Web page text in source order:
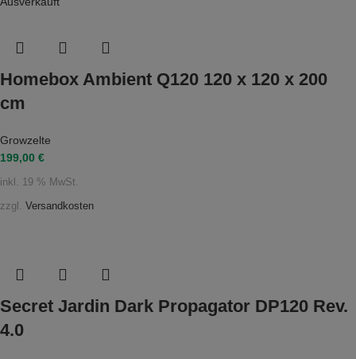
Homebox Ambient Q120 120 x 120 x 200
cm
Growzelte
199,00 €
inkl. 19 % MwSt.
zzgl. Versandkosten
Secret Jardin Dark Propagator DP120 Rev.
4.0